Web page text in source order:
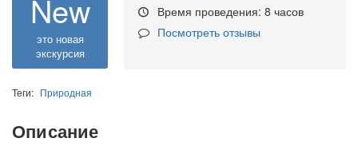
New
это новая
экскурсия
Время проведения: 8 часов
Посмотреть отзывы
Теги: Природная
Описание